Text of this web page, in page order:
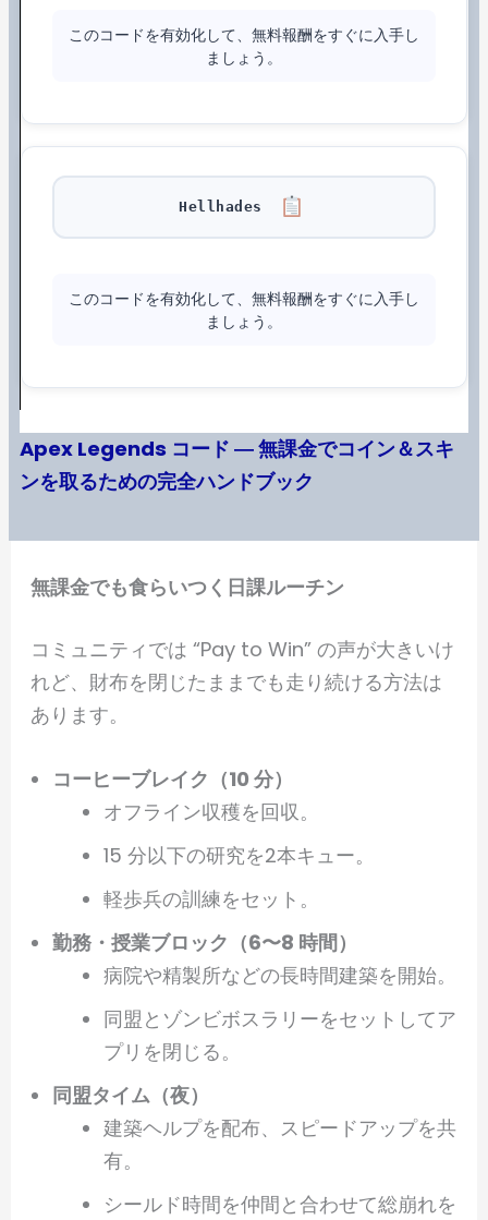
このコードを有効化して、無料報酬をすぐに入手し
ましょう。
Hellhades
このコードを有効化して、無料報酬をすぐに入手し
ましょう。
Apex Legends コード ― 無課金でコイン＆スキ
ンを取るための完全ハンドブック
無課金でも食らいつく日課ルーチン
コミュニティでは “Pay to Win” の声が大きいけ
れど、財布を閉じたままでも走り続ける方法は
あります。
コーヒーブレイク（10 分）
オフライン収穫を回収。
15 分以下の研究を2本キュー。
軽歩兵の訓練をセット。
勤務・授業ブロック（6〜8 時間）
病院や精製所などの長時間建築を開始。
同盟とゾンビボスラリーをセットしてア
プリを閉じる。
同盟タイム（夜）
建築ヘルプを配布、スピードアップを共
有。
シールド時間を仲間と合わせて総崩れを